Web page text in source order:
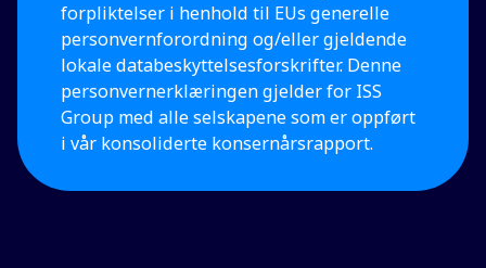
forpliktelser i henhold til EUs generelle
personvernforordning og/eller gjeldende
lokale databeskyttelsesforskrifter. Denne
personvernerklæringen gjelder for ISS
Group med alle selskapene som er oppført
i vår konsoliderte konsernårsrapport.